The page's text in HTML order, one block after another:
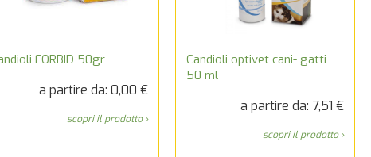
FORBID 50gr
a partire da: 0,00 €
scopri il prodotto ›
Candioli optivet cani- gatti
50 ml
a partire da: 7,51 €
scopri il prodotto ›